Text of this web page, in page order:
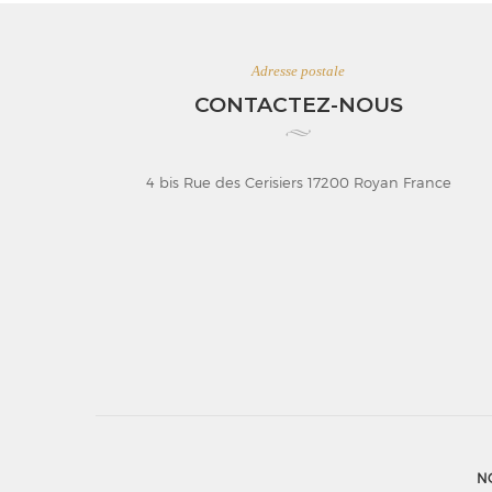
Adresse postale
CONTACTEZ-NOUS
4 bis Rue des Cerisiers 17200 Royan France